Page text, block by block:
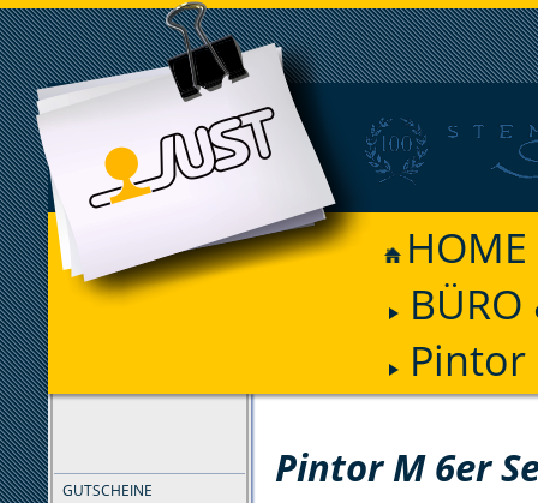
HOME
BÜRO
Pintor
GUTSCHEINE
Pintor M 6er